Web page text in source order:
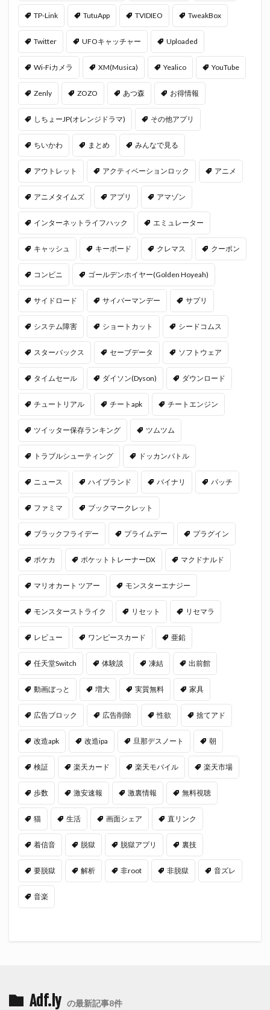
TP-Link TutuApp TVIDIEO TweakBox
Twitter UFOキャッチャー Uploaded
Wi-Fiカメラ XM(Musica) Yealico YouTube
Zenly ZOZO あつ森 お得情報
しちょーJP(オレンジドラマ) その他アプリ
ちいかわ まとめ みんなで見る
アウトレット アクティベーションロック アニメ
アニメタイムズ アプリ アマゾン
インターネットライフハック エミュレーター
キャッシュ キーボード クレマス クーポン
コンビニ ゴールデンホイヤー(Golden Hoyeah)
サイドロード サイバーマンデー サプリ
システム障害 ショートカット シードコムス
スターバックス セーブデータ ソフトウェア
タイムセール ダイソン(Dyson) ダウンロード
チュートリアル チートapk チートエンジン
ツイッター保存ランキング ツムツム
トラブルシューティング ドッカンバトル
ニュース ハイブランド バイナリ パッチ
ファミマ ブックマークレット
ブラックフライデー プライムデー プラグイン
ポケカ ポケットトレーナーDX マクドナルド
マリオカート ツアー モンスターエナジー
モンスターストライク リセット リセマラ
レビュー ワンピースカード 亜鉛
任天堂Switch 体験談 凍結 出前館
動画ぼっと 増大 実質無料 家具
広告ブロック 広告削除 性欲 捨てアド
改造apk 改造ipa 旦那デスノート 朝
検証 楽天カード 楽天モバイル 楽天市場
歩数 激安速報 激裏情報 無料視聴
猫 生活 画面シェア 直リンク
着信音 脱獄 脱獄アプリ 裏技
要脱獄 解析 非root 非脱獄 音ズレ
音楽
Adf.ly の最新記事8件